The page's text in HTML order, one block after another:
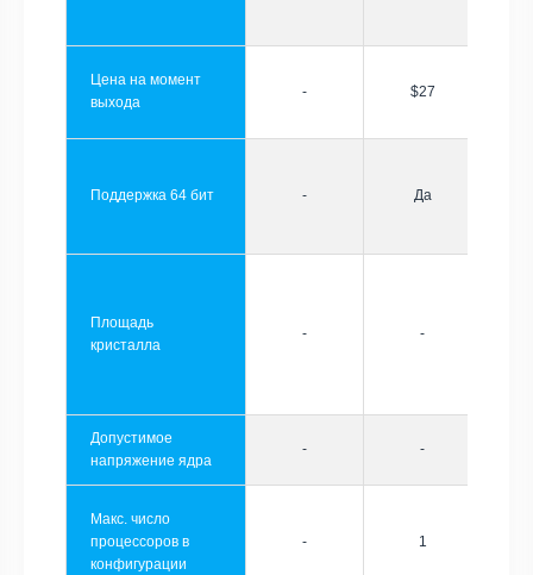
Цена на момент
выхода
- $27
Поддержка 64 бит - Да
Площадь
кристалла
- -
Допустимое
напряжение ядра
- -
Макс. число
процессоров в
конфигурации
- 1